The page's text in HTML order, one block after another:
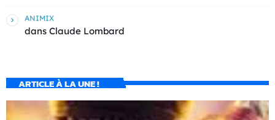
ANIMIX
dans Claude Lombard
ARTICLE À LA UNE !